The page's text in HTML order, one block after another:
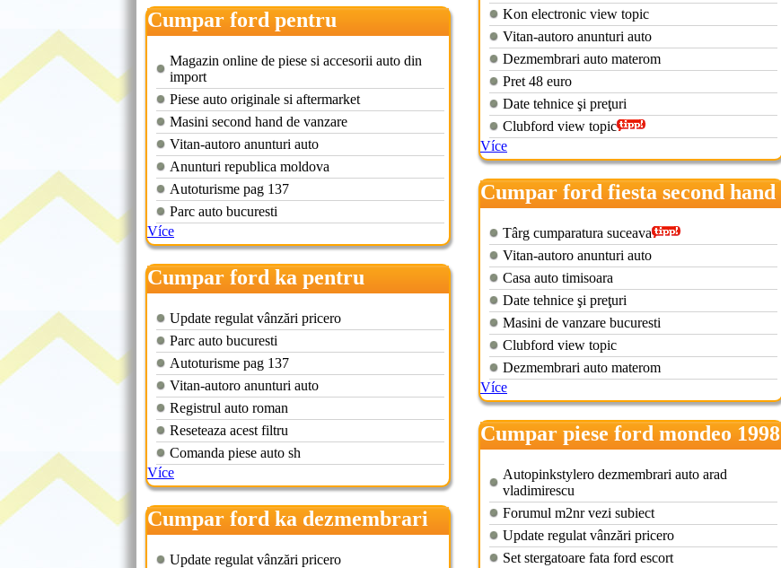
Cumpar ford pentru
dezmembrari
Magazin online de piese si accesorii auto din
import
Piese auto originale si aftermarket
Masini second hand de vanzare
Vitan-autoro anunturi auto
Anunturi republica moldova
Autoturisme pag 137
Parc auto bucuresti
Více
Cumpar ford ka pentru
dezmembrari
Update regulat vânzări pricero
Parc auto bucuresti
Autoturisme pag 137
Vitan-autoro anunturi auto
Registrul auto roman
Reseteaza acest filtru
Comanda piese auto sh
Více
Cumpar ford ka dezmembrari
Update regulat vânzări pricero
Kon electronic view topic
Vitan-autoro anunturi auto
Dezmembrari auto materom
Pret 48 euro
Date tehnice şi preţuri
Clubford view topic
Více
Cumpar ford fiesta second hand
Târg cumparatura suceava
Vitan-autoro anunturi auto
Casa auto timisoara
Date tehnice şi preţuri
Masini de vanzare bucuresti
Clubford view topic
Dezmembrari auto materom
Více
Cumpar piese ford mondeo 1998
Autopinkstylero dezmembrari auto arad
vladimirescu
Forumul m2nr vezi subiect
Update regulat vânzări pricero
Set stergatoare fata ford escort